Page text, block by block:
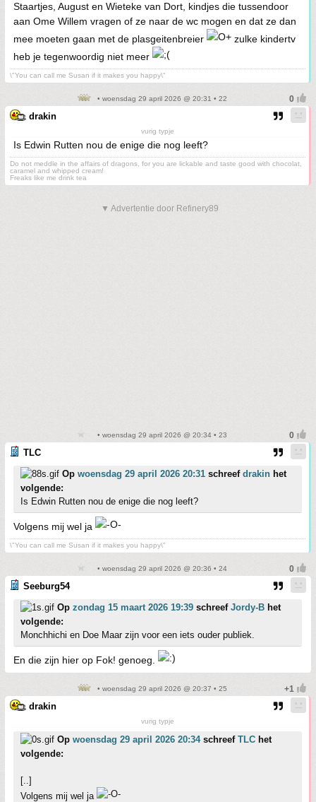
Staartjes, August en Wieteke van Dort, kindjes die tussendoor
aan Ome Willem vragen of ze naar de wc mogen en dat ze dan
mee moeten gaan met de plasgeitenbreier
zulke kindertv
heb je tegenwoordig niet meer
\"You can call me Susan if it makes you happy\"
• woensdag 29 april 2026 @ 20:31 • 22
drakin
vurig typje
Is Edwin Rutten nou de enige die nog leeft?
Do not meddle in the affairs of dragons, for you are lickable and taste good with chocolat,
caramel and whipped cream!
Freaks like me drink tea
▼ Advertentie door Refinery89
• woensdag 29 april 2026 @ 20:34 • 23
TLC
Op woensdag 29 april 2026 20:31 schreef drakin het
volgende:
Is Edwin Rutten nou de enige die nog leeft?
Volgens mij wel ja
\"You can call me Susan if it makes you happy\"
• woensdag 29 april 2026 @ 20:36 • 24
Seeburg54
Op zondag 15 maart 2026 19:39 schreef Jordy-B het
volgende:
Monchhichi en Doe Maar zijn voor een iets ouder publiek.
En die zijn hier op Fok! genoeg.
• woensdag 29 april 2026 @ 20:37 • 25
drakin
vurig typje
Op woensdag 29 april 2026 20:34schreef TLC het
volgende:
[..]
Volgens mij wel ja